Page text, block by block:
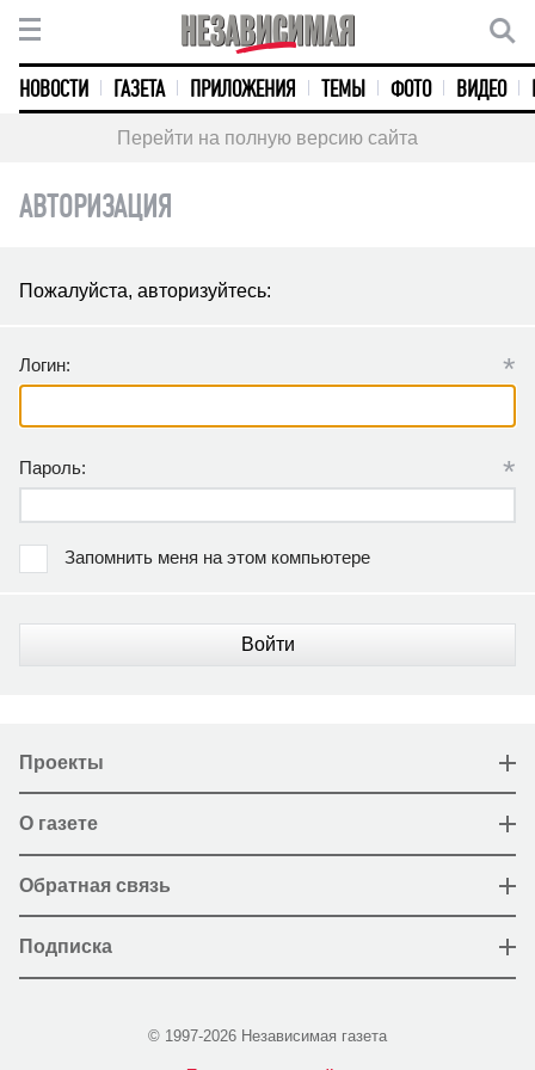
НОВОСТИ ГАЗЕТА ПРИЛОЖЕНИЯ ТЕМЫ ФОТО ВИДЕО
Перейти на полную версию сайта
АВТОРИЗАЦИЯ
Пожалуйста, авторизуйтесь:
Логин: *
Пароль: *
Запомнить меня на этом компьютере
Войти
Проекты
О газете
Обратная связь
Подписка
© 1997-2026 Независимая газета